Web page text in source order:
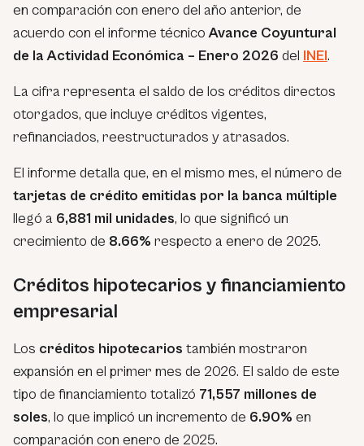
en comparación con enero del año anterior, de
acuerdo con el informe técnicoAvance Coyuntural
de la Actividad Económica – Enero 2026 del INEI.
La cifra representa el saldo de los créditos directos
otorgados, que incluye créditos vigentes,
refinanciados, reestructurados y atrasados.
El informe detalla que, en el mismo mes, el número de
tarjetas de crédito emitidas por la banca múltiple
llegó a 6,881 mil unidades, lo que significó un
crecimiento de 8.66% respecto a enero de 2025.
Créditos hipotecarios y financiamiento
empresarial
Los créditos hipotecarios también mostraron
expansión en el primer mes de 2026. El saldo de este
tipo de financiamiento totalizó 71,557 millones de
soles, lo que implicó un incremento de 6.90% en
comparación con enero de 2025.